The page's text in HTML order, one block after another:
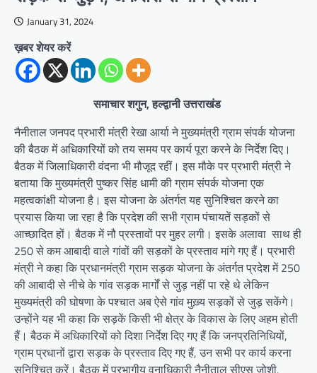
January 31, 2024
ख़बर शेयर करें
समाचार शगुन, हल्द्वानी उत्तराखंड
नैनीताल जनपद प्रभारी मंत्री रेखा आर्या ने मुख्यमंत्री ग्राम संपर्क योजना
की बैठक में अधिकारियों को तय समय पर कार्य पूरा करने के निर्देश दिए।
बैठक में जिलाधिकारी वंदना भी मौजूद रहीं। इस मौके पर प्रभारी मंत्री ने
बताया कि मुख्यमंत्री पुष्कर सिंह धामी की ग्राम संपर्क योजना एक
महत्वकांक्षी योजना है। इस योजना के अंतर्गत यह सुनिश्चित करने का
प्रयास किया जा रहा है कि प्रदेश की सभी ग्राम पंचायतें सड़कों से
आच्छादित हों। बैठक में नौ प्रस्तावों पर मुहर लगी। इसके अलावा साथ ही
250 से कम आबादी वाले गांवों की सड़कों के प्रस्ताव मांगे गए हैं। प्रभारी
मंत्री ने कहा कि प्रधानमंत्री ग्राम सड़क योजना के अंतर्गत प्रदेश में 250
की आबादी से नीचे के गांव सड़क मार्गों से जुड़ नहीं पा रहे थे लेकिन
मुख्यमंत्री की घोषणा के पश्चात अब ऐसे गांव मुख़्य सड़कों से जुड़ सकेंगे।
उन्होंने यह भी कहा कि सड़कें किसी भी क्षेत्र के विकास के लिए अहम होती
हैं। बैठक में अधिकारियों को दिशा निर्देश दिए गए हैं कि जनप्रतिनिधियों,
ग्राम प्रधानों द्वारा सड़क के प्रस्ताव दिए गए हैं, उन सभी पर कार्य करना
सुनिश्चित करें। बैठक में प्रभागीय वनाधिकारी नैनीताल सीएस जोशी,